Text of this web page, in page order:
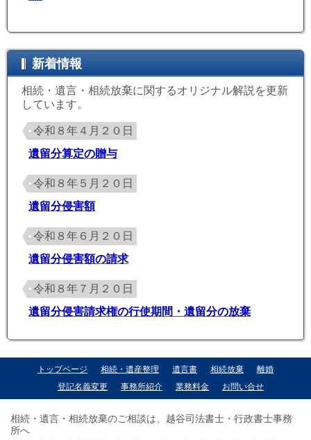
新着情報
相続・遺言・相続放棄に関するオリジナル解説を更新
しています。
令和８年４月２０日
遺留分算定の贈与
令和８年５月２０日
遺留分侵害額
令和８年６月２０日
遺留分侵害額の請求
令和８年７月２０日
遺留分侵害請求権の行使期間・遺留分の放棄
トップページ 相続・遺産整理 遺言書 相続放棄
離婚
登記名義変更
事務所紹介 業務料金 お問い合せ
相続・遺言・相続放棄のご相談は、越谷司法書士・行政書士事務
所へ